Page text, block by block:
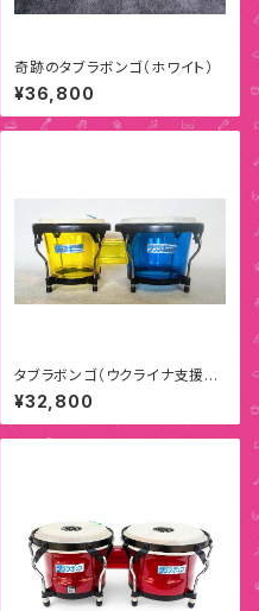
奇跡のタブラボンゴ（ホワイト）
¥36,800
タブラボンゴ（ウクライナ支援モ
デルB）
¥32,800